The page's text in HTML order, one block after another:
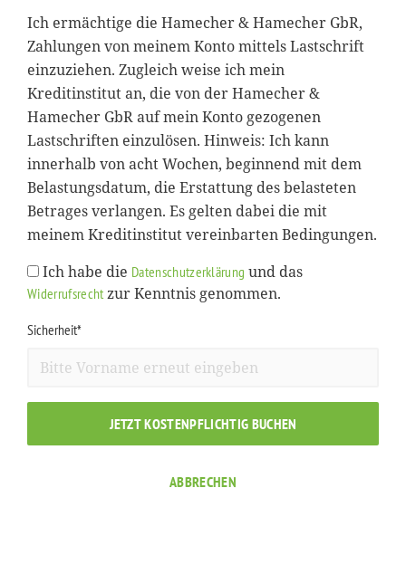
Ich ermächtige die Hamecher & Hamecher GbR,
Zahlungen von meinem Konto mittels Lastschrift
einzuziehen. Zugleich weise ich mein
Kreditinstitut an, die von der Hamecher &
Hamecher GbR auf mein Konto gezogenen
Lastschriften einzulösen. Hinweis: Ich kann
innerhalb von acht Wochen, beginnend mit dem
Belastungsdatum, die Erstattung des belasteten
Betrages verlangen. Es gelten dabei die mit
meinem Kreditinstitut vereinbarten Bedingungen.
Ich habe die Datenschutzerklärung und das
Widerrufsrechtzur Kenntnis genommen.
Sicherheit*
JETZT KOSTENPFLICHTIG BUCHEN
ABBRECHEN